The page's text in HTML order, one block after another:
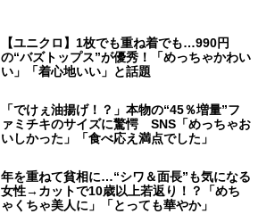
【ユニクロ】1枚でも重ね着でも…990円
の“バズトップス”が優秀！「めっちゃかわい
い」「着心地いい」と話題
「でけぇ油揚げ！？」本物の“45％増量”フ
ァミチキのサイズに驚愕 SNS「めっちゃお
いしかった」「食べ応え満点でした」
年を重ねて貧相に…“シワ＆面長”も気になる
女性→カットで10歳以上若返り！？「めち
ゃくちゃ美人に」「とっても華やか」